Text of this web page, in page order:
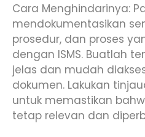
Cara Menghindarinya:
mendokumentasikan
prosedur, dan proses
dengan ISMS. Buatlah
jelas dan mudah
dokumen. Lakukan
untuk memastikan
tetap relevan dan